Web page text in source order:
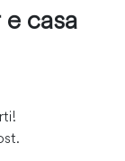
casa